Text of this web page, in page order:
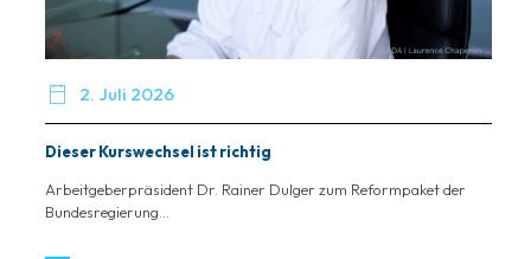
 2. Juli 2026
Dieser Kurswechsel ist richtig
Arbeitgeberpräsident Dr. Rainer Dulger zum Reformpaket der
Bundesregierung...